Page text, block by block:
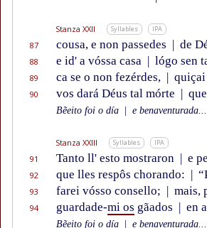
Stanza XXII Syllables IPA
87 cousa, e non passedes | de
88 e id' a vóssa casa | lógo sen
89 ca se o non fezérdes, | quiçai
90 vos dará Déus tal mórte |
Bẽeito foi o día e benaventurada...
Stanza XXIII Syllables IPA
91 Tanto ll' esto mostraron | e
92 que lles respôs chorando: |
93 farei vósso consello; | mais,
94 guardade-mi os gãados | en
Bẽeito foi o día e benaventurada...